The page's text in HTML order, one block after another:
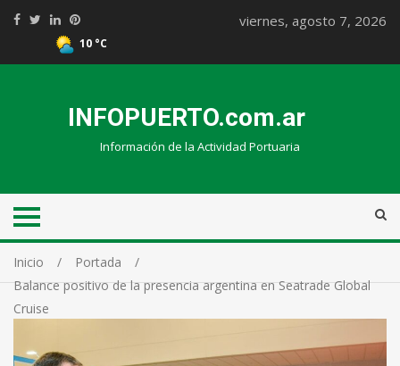
10 °C
viernes, agosto 7, 2026
INFOPUERTO.com.ar
Información de la Actividad Portuaria
Inicio
Portada
Balance positivo de la presencia argentina en Seatrade Global
Cruise